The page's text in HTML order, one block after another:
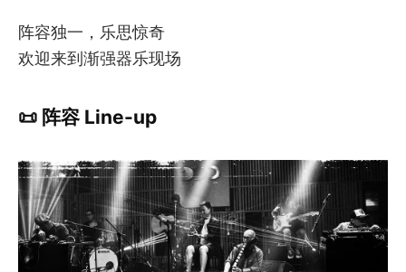
阵容独一，乐思惊奇
欢迎来到渐强器乐现场
📜 阵容 Line-up